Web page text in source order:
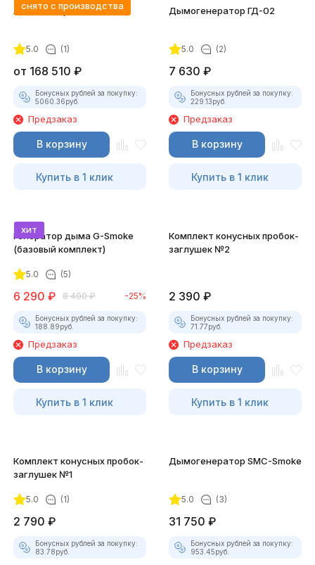
снято с производства
Автосканер FCAR F5-G
5.0 (1)
от 168 510 ₽
Бонусных рублей за покупку:
5060.36руб.
Предзаказ
В корзину
Купить в 1 клик
Дымогенератор ГД-02
5.0 (2)
7 630 ₽
Бонусных рублей за покупку:
229.13руб.
Предзаказ
В корзину
Купить в 1 клик
хит
Генератор дыма G-Smoke
(базовый комплект)
5.0 (5)
6 290 ₽ 8 400 ₽ -25%
Бонусных рублей за покупку:
188.89руб.
Предзаказ
В корзину
Купить в 1 клик
Комплект конусных пробок-
заглушек №2
2 390 ₽
Бонусных рублей за покупку:
71.77руб.
Предзаказ
В корзину
Купить в 1 клик
Комплект конусных пробок-
заглушек №1
5.0 (1)
2 790 ₽
Бонусных рублей за покупку:
83.78руб.
Дымогенератор SMC-Smoke
5.0 (3)
31 750 ₽
Бонусных рублей за покупку:
953.45руб.